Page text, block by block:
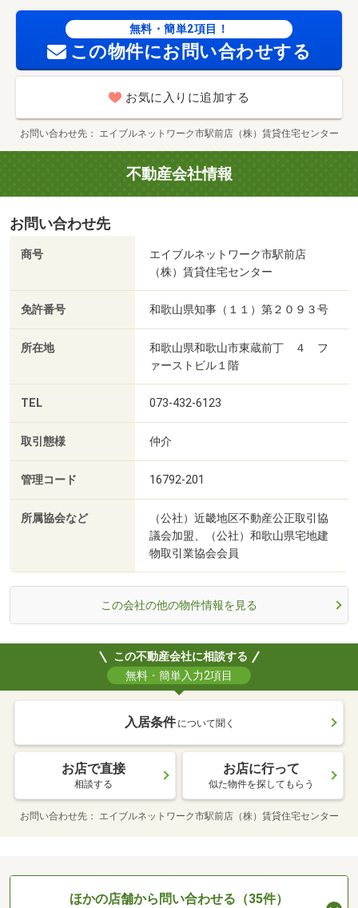
対応物件／ＬＧＢＴフレンドリー／全室照明付／イズミヤ
和歌山店様（ショッピングセンター）まで５２１ｍ／ファ
ミリーマート 和歌山手平店様（コンビニ）まで４３０ｍ
／松源 小雑賀店様（スーパー）まで１３３７ｍ／ココカ
ラファイン＋イズミヤ和歌山店様（ドラッグストア）まで
５２１ｍ／Ｓｅｒｉａ（セリア） イズミヤショッピン
グセンター和歌山店（その他）まで５１５ｍ／コーナンＰ
ＲＯ和歌山国体道路店様（ホームセンター）まで２０２６
無料・簡単2項目！
この物件にお問い合わせする
お気に入りに追加する
お問い合わせ先 エイブルネットワーク市駅前店（株）賃貸住宅センター
不動産会社情報
お問い合わせ先
商号
エイブルネットワーク市駅前店
（株）賃貸住宅センター
免許番号 和歌山県知事（１１）第２０９３号
所在地
和歌山県和歌山市東蔵前丁 ４ フ
ァーストビル１階
TEL 073-432-6123
取引態様 仲介
管理コード 16792-201
所属協会など
（公社）近畿地区不動産公正取引協
議会加盟、（公社）和歌山県宅地建
物取引業協会会員
この会社の他の物件情報を見る
この不動産会社に相談する
無料・簡単入力2項目
入居条件 について聞く
お店で直接
相談する
お店に行って
似た物件を探してもらう
お問い合わせ先 エイブルネットワーク市駅前店（株）賃貸住宅センター
ほかの店舗から問い合わせる（35件）